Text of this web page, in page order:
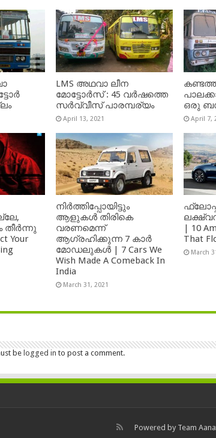
LMS അഥവാ ലീന
മോട്ടോർസ് : 45 വർഷത്തെ
സർവ്വീസ് പാരമ്പര്യം
April 13, 2021
ഒരു ബസ്
April 7,
തീർന്നു
Your
നിർത്തിപ്പോയിട്ടും
ആളുകൾ തിരികെ
വരണമെന്ന്
ആഗ്രഹിക്കുന്ന 7 കാർ
മോഡലുകൾ | 7 Cars We
Wish Made A Comeback In
India
March 31, 2021
| 10
That
March
be logged in to post a comment.
Powered by Team